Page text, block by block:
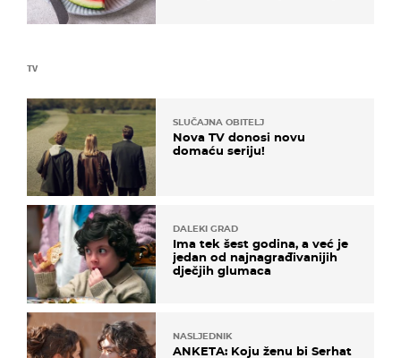
TV
SLUČAJNA OBITELJ
Nova TV donosi novu
domaću seriju!
DALEKI GRAD
Ima tek šest godina, a već je
jedan od najnagrađivanijih
dječjih glumaca
NASLJEDNIK
ANKETA: Koju ženu bi Serhat